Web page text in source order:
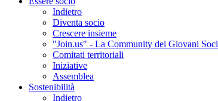
Indietro
Diventa socio
Crescere insieme
"Join.us" - La Community dei Giovani Soci
Comitati territoriali
Iniziative
Assemblea
Sostenibilità
Indietro